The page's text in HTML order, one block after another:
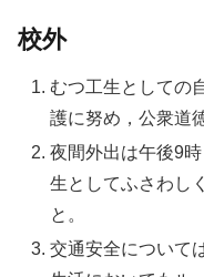
校外
むつ工生としての
護に努め，公衆道
夜間外出は午後9
生としてふさわし
と。
交通安全について